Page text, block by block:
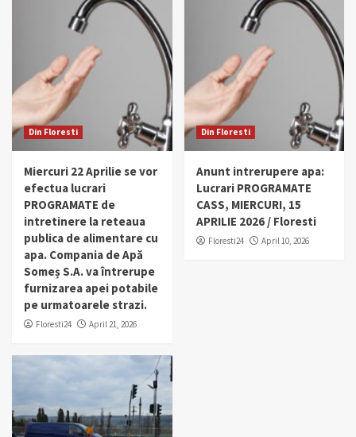
Din Floresti
Miercuri 22 Aprilie se vor
efectua lucrari
PROGRAMATE de
intretinere la reteaua
publica de alimentare cu
apa. Compania de Apă
Someș S.A. va întrerupe
furnizarea apei potabile
pe urmatoarele strazi.
Floresti24 April 21, 2026
Din Floresti
Anunt intrerupere apa:
Lucrari PROGRAMATE
CASS, MIERCURI, 15
APRILIE 2026 / Floresti
Floresti24 April 10, 2026